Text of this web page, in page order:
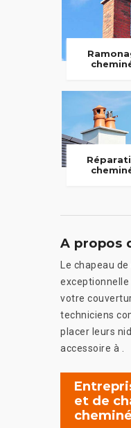
A propos
Le chapeau
exceptionnelle
votre
techniciens
placer leurs
accessoire à .
et de